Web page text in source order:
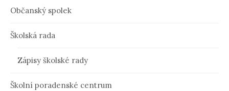
ř
ě
Občanský spolek
Školská rada
Zápisy školské rady
Školní poradenské centrum